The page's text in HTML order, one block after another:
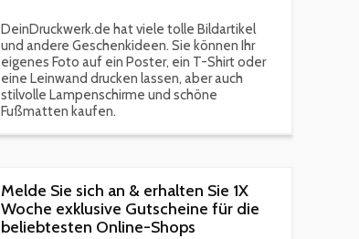
DeinDruckwerk.de hat viele tolle Bildartikel
und andere Geschenkideen. Sie können Ihr
eigenes Foto auf ein Poster, ein T-Shirt oder
eine Leinwand drucken lassen, aber auch
stilvolle Lampenschirme und schöne
Fußmatten kaufen.
Melde Sie sich an & erhalten Sie 1X
Woche exklusive Gutscheine für die
beliebtesten Online-Shops​